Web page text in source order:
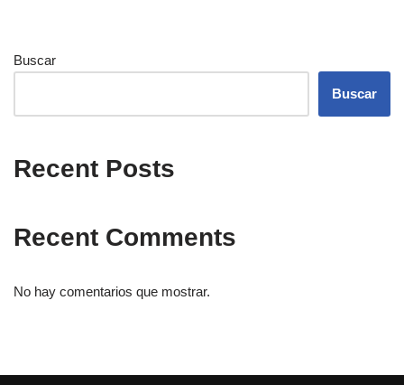
Buscar
Buscar
Recent Posts
Recent Comments
No hay comentarios que mostrar.